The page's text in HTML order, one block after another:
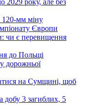
2029 року, але без
мм міну
Європи
чи є перевищення
до Польщі
дорожньої
на Сумщині, щоб
добу 3 загиблих, 5